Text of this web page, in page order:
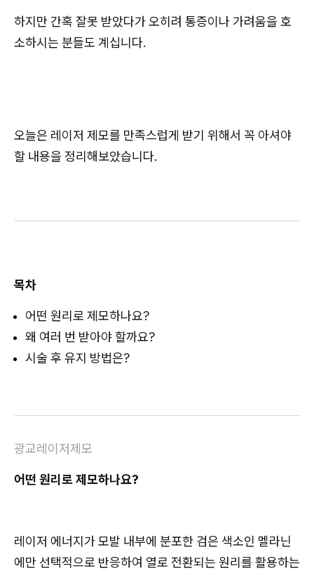
하지만 간혹 잘못 받았다가 오히려 통증이나 가려움을 호
소하시는 분들도 계십니다.
오늘은 레이저 제모를 만족스럽게 받기 위해서 꼭 아셔야
할 내용을 정리해보았습니다.
목차
어떤 원리로 제모하나요?
왜 여러 번 받아야 할까요?
시술 후 유지 방법은?
광교레이저제모
어떤 원리로 제모하나요?
레이저 에너지가 모발 내부에 분포한 검은 색소인 멜라닌
에만 선택적으로 반응하여 열로 전환되는 원리를 활용하는